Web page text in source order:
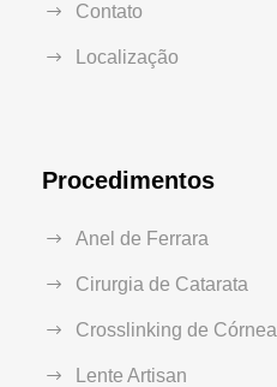
Contato
Localização
Procedimentos
Anel de Ferrara
Cirurgia de Catarata
Crosslinking de Córnea
Lente Artisan